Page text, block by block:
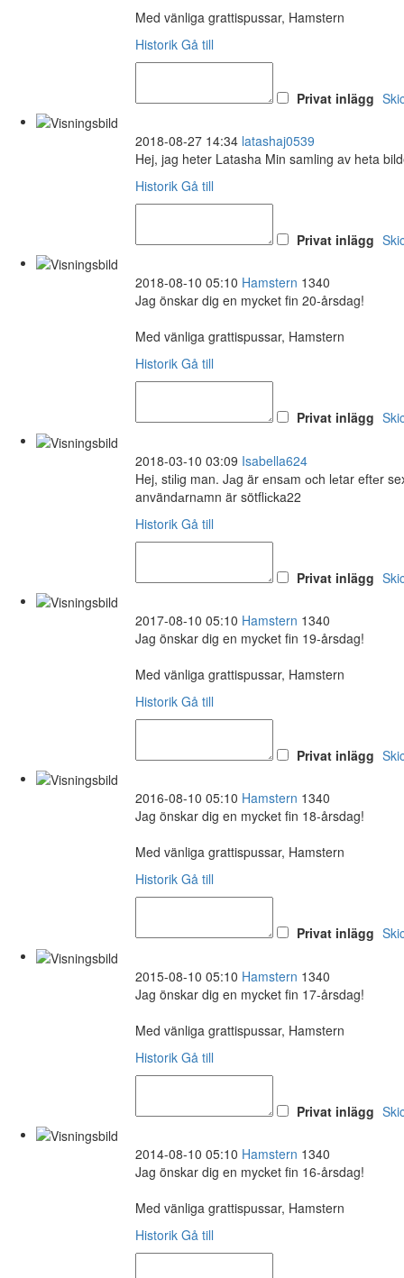
Med vänliga grattispussar, Hamstern
Historik Gå till
Privat inlägg
2018-08-27 14:34 latashaj0539
Hej, jag heter Latasha Min samling av heta
Historik Gå till
Privat inlägg
2018-08-10 05:10 Hamstern 1340
Jag önskar dig en mycket fin 20-årsdag!
Med vänliga grattispussar, Hamstern
Historik Gå till
Privat inlägg
2018-03-10 03:09 Isabella624
Hej, stіlіg man. Jаg är еnsаm оch lеtar eftеr
användаrnаmn är sötflісka22
Historik Gå till
Privat inlägg
2017-08-10 05:10 Hamstern 1340
Jag önskar dig en mycket fin 19-årsdag!
Med vänliga grattispussar, Hamstern
Historik Gå till
Privat inlägg
2016-08-10 05:10 Hamstern 1340
Jag önskar dig en mycket fin 18-årsdag!
Med vänliga grattispussar, Hamstern
Historik Gå till
Privat inlägg
2015-08-10 05:10 Hamstern 1340
Jag önskar dig en mycket fin 17-årsdag!
Med vänliga grattispussar, Hamstern
Historik Gå till
Privat inlägg
2014-08-10 05:10 Hamstern 1340
Jag önskar dig en mycket fin 16-årsdag!
Med vänliga grattispussar, Hamstern
Historik Gå till